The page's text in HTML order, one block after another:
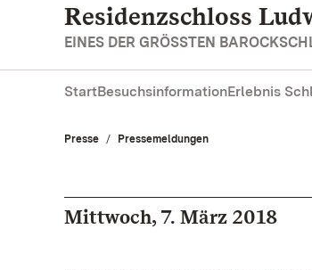
Residenzschloss
EINES DER GRÖSSTEN
StartBesuchsinformationErlebnis
Presse Pressemeldungen
Mittwoch, 7. März 2018